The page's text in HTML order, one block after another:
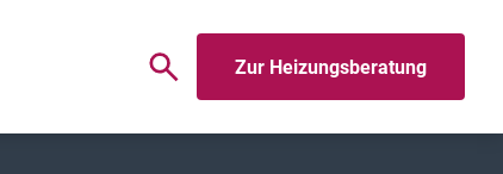
Zur Heizungsberatung